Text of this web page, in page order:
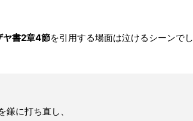
ヤ書2章4節を引用する場面は泣けるシーンでし
鎌に打ち直し、